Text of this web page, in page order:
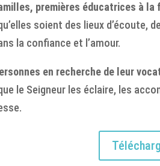
premières éducatrices à la
soient des lieux d’écoute,
la confiance et l’amour.
en recherche de leur
le Seigneur les éclaire, les